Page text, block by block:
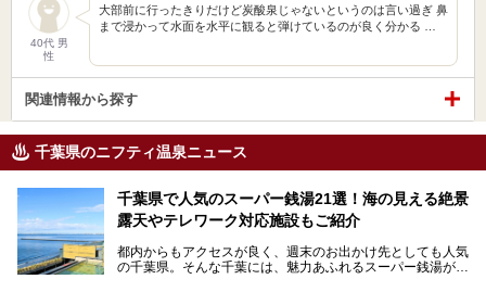
40代 男
性
大部前に行ったきりだけど炭酸泉じゃないというのは言い過ぎ 鼻
まで浸かって水面を水平に観ると弾けているのが良く分かる …
関連情報から探す
千葉県のニフティ温泉ニュース
千葉県で人気のスーパー銭湯21選！海の見える絶景
露天やテレワーク対応施設もご紹介
都内からもアクセスが良く、週末のお出かけ先としても人気
の千葉県。そんな千葉には、魅力あふれるスーパー銭湯がた